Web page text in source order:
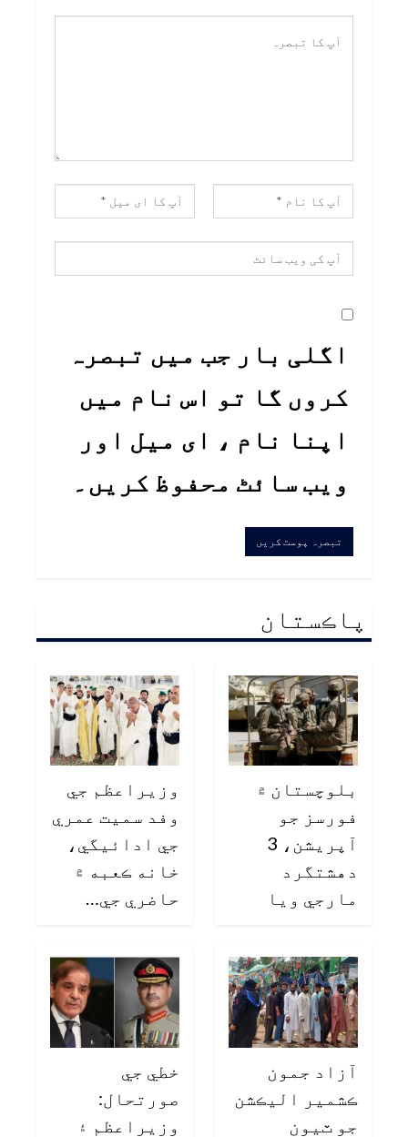
اگلی بار جب میں تبصرہ
کروں گا تو اس نام میں
اپنا نام ، ای میل اور
ویب سائٹ محفوظ کریں۔
پاڪستان
بلوچستان ۾
فورسز جو
آپريشن، 3
دهشتگرد
مارجي ويا
وزيراعظم جي
وفد سميت عمري
جي ادائيگي،
خانه ڪعبه ۾
حاضري جي…
آزاد جمون
ڪشمير اليڪشن
جو ٽيون
خطي جي
صورتحال:
وزيراعظم ۽